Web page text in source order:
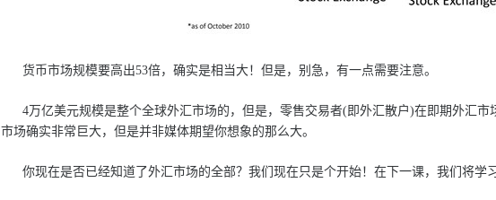
货币市场规模要高出53倍，确实是相当大！但是，别急，有一点需要注意。
4万亿美元规模是整个全球外汇市场的，但是，零售交易者(即外汇散户)在即期外汇市
市场确实非常巨大，但是并非媒体期望你想象的那么大。
你现在是否已经知道了外汇市场的全部？我们现在只是个开始！在下一课，我们将学